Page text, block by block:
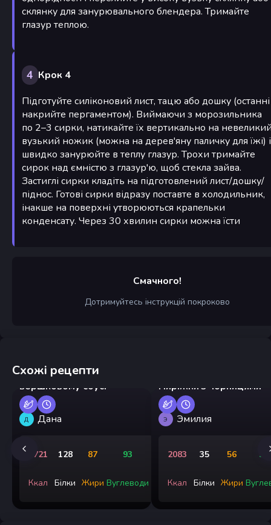
склянку для занурювального блендера. Тримайте
глазур теплою.
4 Крок 4
Підготуйте силіконовий лист, тацю або дошку (останні
накрийте пергаментом). Виймаючи з морозильника
по 2–3 сирки, натикайте їх вертикально на
вузький ножик (можна на дерев'яну паличку для їжі) і
швидко занурюйте в теплу глазур. Трохи тримайте
сирок над ємністю з глазур'ю, щоб стекла зайва.
Застиглі сирки кладіть на підготовлений лист/дошку/
піднос. Готові сирки відразу поставте в холодильник,
інакше на поверхні утворюються крапельки
конденсату. Через 30 хвилин сирки можна їсти
Смачного!
Дотримуйтесь інструкцій покроково
Схожі рецепти
Креветки на пательні у
вершковому соусі
Д Дана
1721
Ккал
128
Білки
87
Жири
93
Вуглеводи
Пиріжки з чорницями
Э Эмилия
2083
Ккал
35
Білки
56
Жири